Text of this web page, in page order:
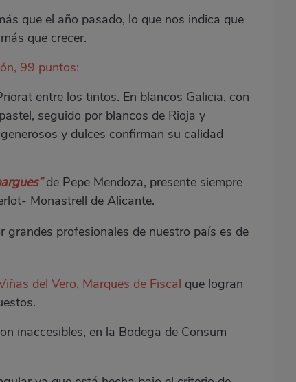
que el año pasado, lo que nos indica que
que crecer.
99 puntos:
entre los tintos. En blancos Galicia, con
seguido por blancos de Rioja y
y dulces confirman su calidad
de Pepe Mendoza, presente siempre
Monastrell de Alicante.
grandes profesionales de nuestro país es de
del Vero, Marques de Fiscal que logran
inaccesibles, en la Bodega de Consum